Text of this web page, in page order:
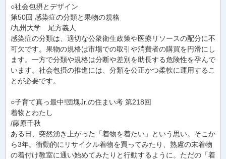
○社会包摂とデザイン
第50回 感染症の分類と果物の規格
/九州大学 尾方義人
感染症の分類は、適切な公衆衛生政策や医療リソースの配分に不
可欠です。果物の規格は市場での取引や消費者の購買を円滑にし
ます。一方で分類や規格は分断や差別を助長する危険性を孕んで
います。社会包摂の推進には、分類を公正かつ柔軟に運用するこ
とが必要です。
○子育て真っ最中!団塊Jr.の住まい考 第218回
着物とわたし
/藤原千秋
ある日、突然湧き上がった「着物を着たい」という思い。そこか
ら3年。衝動的にリサイクル着物を買ってみたり、熟慮の末着物
の着付け教室に通い始めてみたりと行動するように。ただの「着